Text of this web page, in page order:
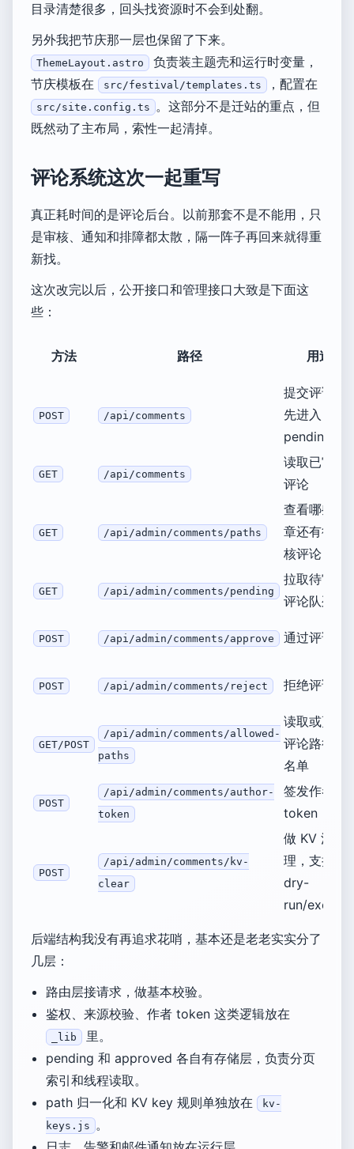
目录清楚很多，回头找资源时不会到处翻。
另外我把节庆那一层也保留了下来。
ThemeLayout.astro
负责装主题壳和运行时变量，
节庆模板在
src/festival/templates.ts ，配置在
src/site.config.ts 。这部分不是迁站的重点，但
既然动了主布局，索性一起清掉。
评论系统这次一起重写
真正耗时间的是评论后台。以前那套不是不能用，只
是审核、通知和排障都太散，隔一阵子再回来就得重
新找。
这次改完以后，公开接口和管理接口大致是下面这
些：
方法 路径 用途
POST /api/comments
提交评论，
先进入
pending
GET /api/comments
读取已审核
评论
GET /api/admin/comments/paths
查看哪些文
章还有待审
核评论
GET /api/admin/comments/pending
拉取待审核
评论队列
POST /api/admin/comments/approve 通过评论
POST /api/admin/comments/reject 拒绝评论
GET/POST
/api/admin/comments/allowed-
paths
读取或更新
评论路径白
名单
POST
/api/admin/comments/author-
token
签发作者
token
POST
/api/admin/comments/kv-
clear
做 KV 清
理，支持
dry-
run/execute
后端结构我没有再追求花哨，基本还是老老实实分了
几层：
路由层接请求，做基本校验。
鉴权、来源校验、作者 token 这类逻辑放在
_lib
里。
pending 和 approved 各自有存储层，负责分页
索引和线程读取。
path 归一化和 KV key 规则单独放在 kv-
keys.js
。